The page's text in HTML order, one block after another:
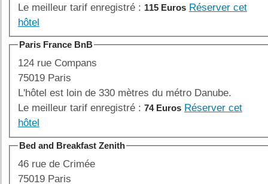
Le meilleur tarif enregistré : 115 Euros Réserver cet
hôtel
Paris France BnB
124 rue Compans
75019 Paris
L'hôtel est loin de 330 mètres du métro Danube.
Le meilleur tarif enregistré : 74 Euros Réserver cet
hôtel
Bed and Breakfast Zenith
46 rue de Crimée
75019 Paris